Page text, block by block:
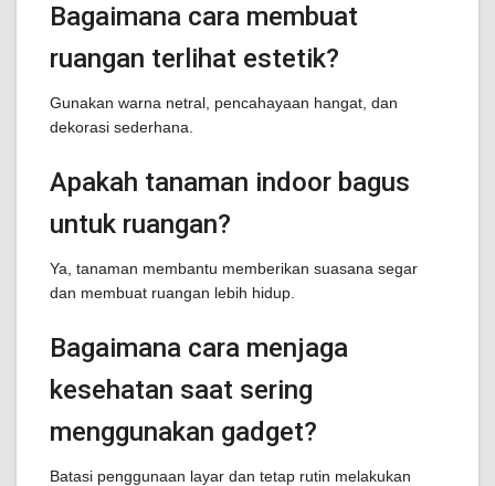
Bagaimana cara membuat
ruangan terlihat estetik?
Gunakan warna netral, pencahayaan hangat, dan
dekorasi sederhana.
Apakah tanaman indoor bagus
untuk ruangan?
Ya, tanaman membantu memberikan suasana segar
dan membuat ruangan lebih hidup.
Bagaimana cara menjaga
kesehatan saat sering
menggunakan gadget?
Batasi penggunaan layar dan tetap rutin melakukan